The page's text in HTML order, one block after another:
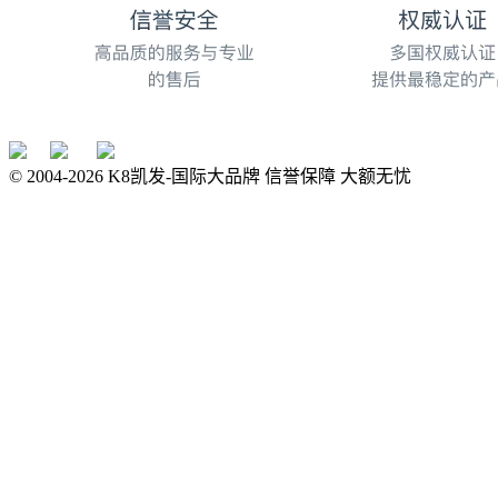
© 2004-2026 K8凯发-国际大品牌 信誉保障 大额无忧